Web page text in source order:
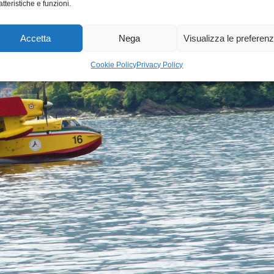
e funzioni.
Accetta Nega Visualizza le
Cookie PolicyPrivacy Policy